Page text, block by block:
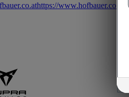
https://www.hofbauer.co.at